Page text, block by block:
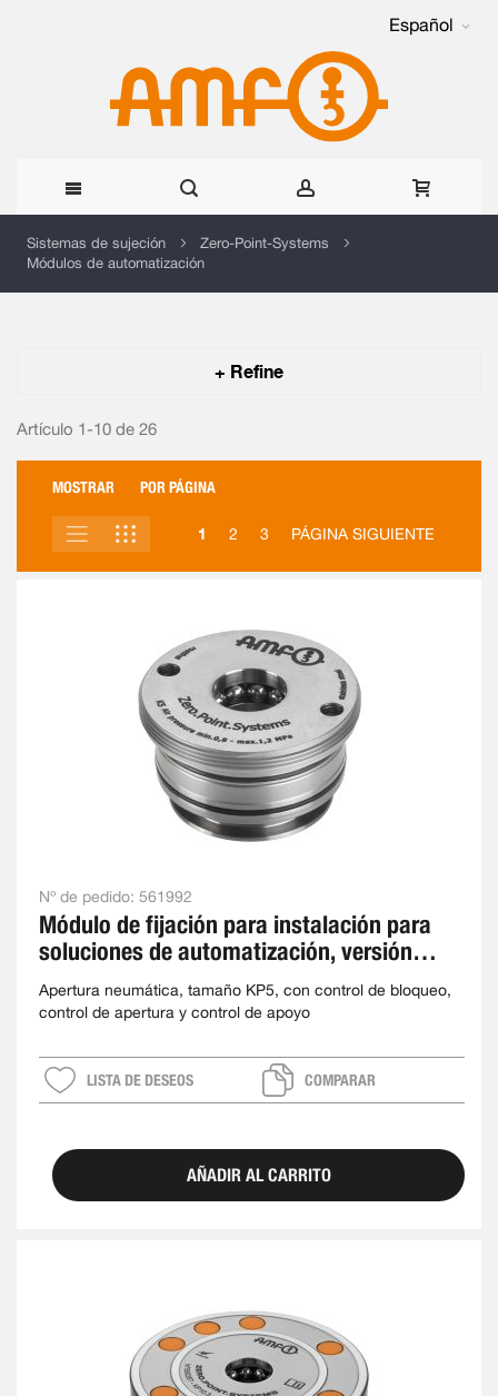
Español
Sistemas de sujeción
Zero-Point-Systems
Módulos de automatización
+ Refine
Artículo 1-10 de 26
MOSTRAR POR PÁGINA
1 2 3 PÁGINA SIGUIENTE
VER
COMO
LISTA PARRILLA
Nº de pedido: 561992
Módulo de fijación para instalación para
soluciones de automatización, versión
roscada
Apertura neumática, tamaño KP5, con control de bloqueo,
control de apertura y control de apoyo
LISTA DE DESEOS COMPARAR
AÑADIR AL CARRITO